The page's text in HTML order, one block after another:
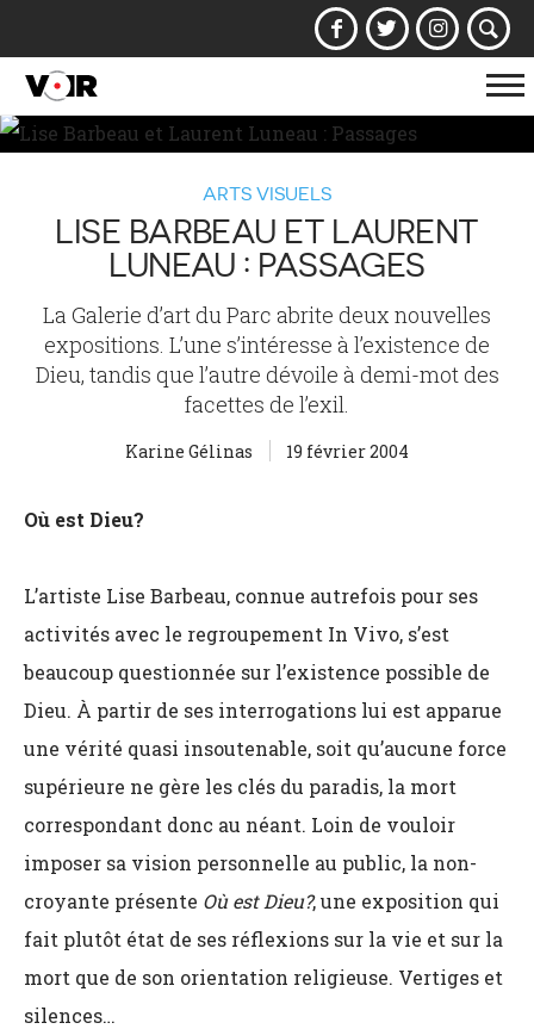
la
ARTS VISUELS
LISE BARBEAU ET LAURENT
LUNEAU : PASSAGES
La Galerie d’art du Parc abrite deux nouvelles
expositions. L’une s’intéresse à l’existence de
Dieu, tandis que l’autre dévoile à demi-mot des
facettes de l’exil.
Karine Gélinas 19 février 2004
Où est Dieu?
L’artiste Lise Barbeau, connue autrefois pour ses
activités avec le regroupement In Vivo, s’est
beaucoup questionnée sur l’existence possible de
Dieu. À partir de ses interrogations lui est apparue
une vérité quasi insoutenable, soit qu’aucune force
supérieure ne gère les clés du paradis, la mort
correspondant donc au néant. Loin de vouloir
imposer sa vision personnelle au public, la non-
croyante présente Où est Dieu?, une exposition qui
fait plutôt état de ses réflexions sur la vie et sur la
mort que de son orientation religieuse. Vertiges et
silences…